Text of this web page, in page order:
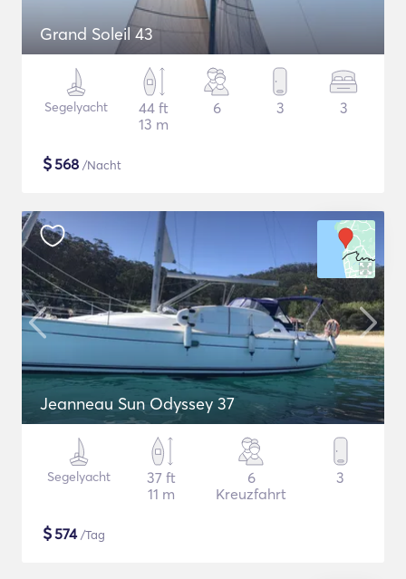
Grand Soleil 43
Segelyacht
44 ft
13 m
6 3 3
$568 /Nacht
Jeanneau Sun Odyssey 37
Segelyacht
37 ft
11 m
6
Kreuzfahrt
3
$574/Tag